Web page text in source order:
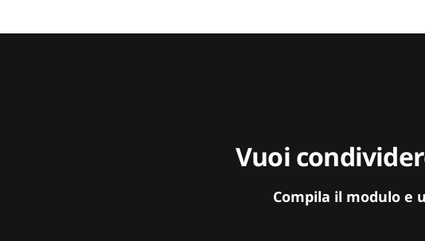
Vuoi
Compila il modulo e